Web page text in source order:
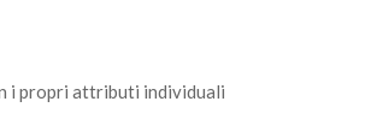
i propri attributi individuali